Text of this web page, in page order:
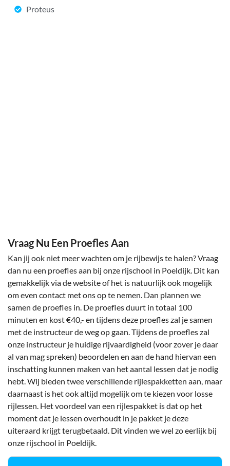
Proteus
Vraag Nu Een Proefles Aan
Kan jij ook niet meer wachten om je rijbewijs te halen? Vraag
dan nu een proefles aan bij onze rijschool in Poeldijk. Dit kan
gemakkelijk via de website of het is natuurlijk ook mogelijk
om even contact met ons op te nemen. Dan plannen we
samen de proefles in. De proefles duurt in totaal 100
minuten en kost €40,- en tijdens deze proefles zal je samen
met de instructeur de weg op gaan. Tijdens de proefles zal
onze instructeur je huidige rijvaardigheid (voor zover je daar
al van mag spreken) beoordelen en aan de hand hiervan een
inschatting kunnen maken van het aantal lessen dat je nodig
hebt. Wij bieden twee verschillende rijlespakketten aan, maar
daarnaast is het ook altijd mogelijk om te kiezen voor losse
rijlessen. Het voordeel van een rijlespakket is dat op het
moment dat je lessen overhoudt in je pakket je deze
uiteraard krijgt terugbetaald. Dit vinden we wel zo eerlijk bij
onze rijschool in Poeldijk.